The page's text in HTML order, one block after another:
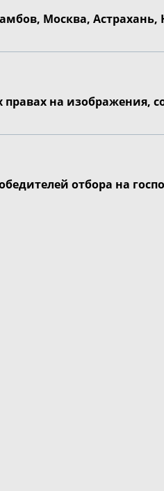
Москва,
правах на изображения,
отбора на